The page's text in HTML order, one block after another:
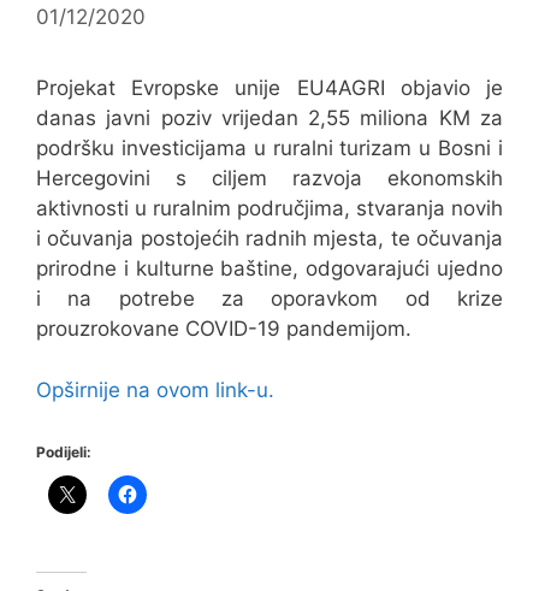
01/12/2020
Projekat Evropske unije EU4AGRI objavio je
danas javni poziv vrijedan 2,55 miliona KM za
podršku investicijama u ruralni turizam u Bosni i
Hercegovini s ciljem razvoja ekonomskih
aktivnosti u ruralnim područjima, stvaranja novih
i očuvanja postojećih radnih mjesta, te očuvanja
prirodne i kulturne baštine, odgovarajući ujedno
i na potrebe za oporavkom od krize
prouzrokovane COVID-19 pandemijom.
Opširnije na ovom link-u.
Podijeli: